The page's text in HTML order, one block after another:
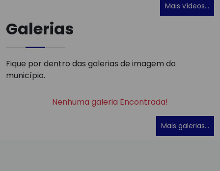
Mais vídeos...
Galerias
Fique por dentro das galerias de imagem do
município.
Nenhuma galeria Encontrada!
Mais galerias...